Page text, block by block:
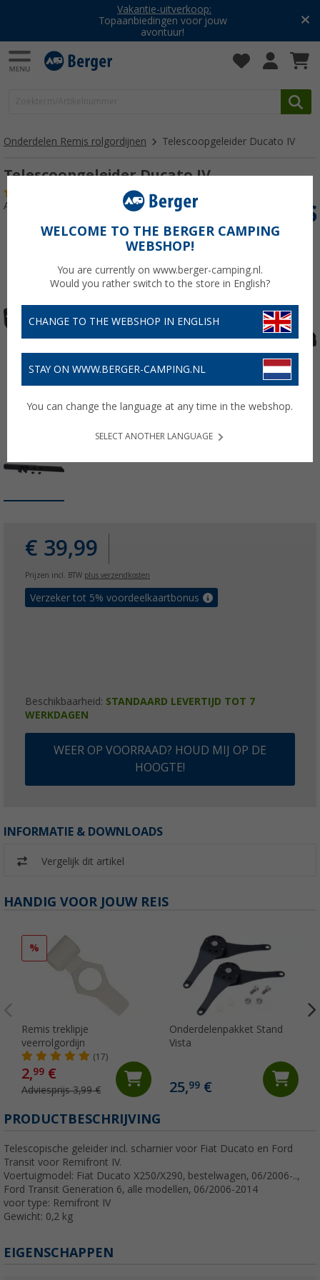
Vakantie-uitverkoop:
Topaanbiedingen voor jouw
avontuur!
Onderdelen Remis rolgordijnen Telescoopgeleider Ducato IV
Telescoopgeleider Ducato IV
Artikelnr: 116723
€ 39,99
Prijzen incl. BTW plus verzendkosten
Verzeker tot 5% voordeelkaartbonus
Beschikbaarheid: STANDAARD LEVERTIJD TOT 7
WERKDAGEN
WEER OP VOORRAAD? HOUD MIJ OP DE
HOOGTE!
INFORMATIE & DOWNLOADS
Vergelijk dit artikel
HANDIG VOOR JOUW REIS
%
Remis treklipje
veerrolgordijn
(17)
2,99 €
Adviesprijs 3,99 €
Onderdelenpakket Stand
Vista
25,99€
PRODUCTBESCHRIJVING
Telescopische geleider incl. scharnier voor Fiat Ducato en Ford
Transit voor Remifront IV.
Voertuigmodel: Fiat Ducato X250/X290, bestelwagen, 06/2006-..,
Ford Transit Generation 6, alle modellen, 06/2006-2014
voor type: Remifront IV
Gewicht: 0,2 kg
EIGENSCHAPPEN
WELCOME TO THE BERGER CAMPING
WEBSHOP!
You are currently on www.berger-camping.nl.
Would you rather switch to the store in English?
CHANGE TO THE WEBSHOP IN ENGLISH
STAY ON WWW.BERGER-CAMPING.NL
You can change the language at any time in the webshop.
SELECT ANOTHER LANGUAGE